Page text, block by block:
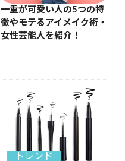
一重が可愛い人の5つの特
徴やモテるアイメイク術・
女性芸能人を紹介！
トレンド